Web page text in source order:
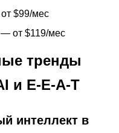
$99/мес
— от $119/мес
тренды
и E-E-A-T
интеллект в